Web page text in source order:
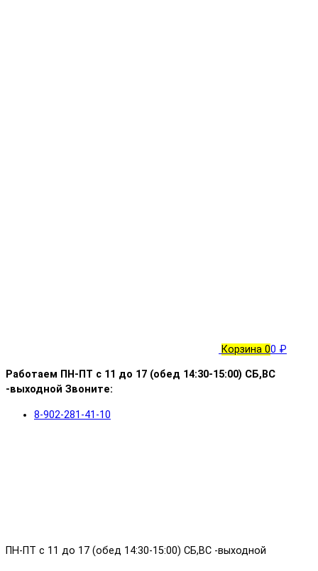
Корзина 00 ₽
Работаем ПН-ПТ с 11 до 17 (обед 14:30-15:00) СБ,ВС
-выходной Звоните:
8-902-281-41-10
ПН-ПТ с 11 до 17 (обед 14:30-15:00) СБ,ВС -выходной